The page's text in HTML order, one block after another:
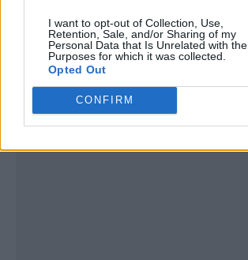
I want to opt-out of Collection, Use,
Retention, Sale, and/or Sharing of my
Personal Data that Is Unrelated with the
Purposes for which it was collected.
Opted Out
CONFIRM
Publicidad